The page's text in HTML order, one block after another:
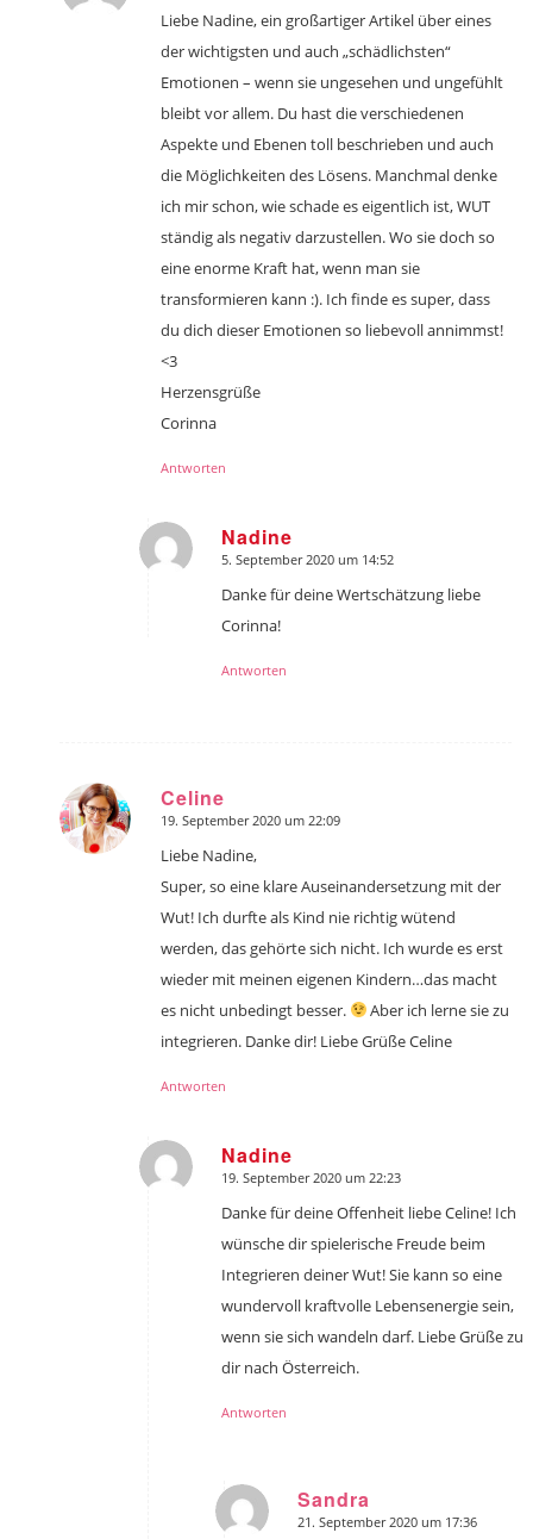
Liebe Nadine, ein großartiger Artikel über eines
der wichtigsten und auch „schädlichsten“
Emotionen – wenn sie ungesehen und ungefühlt
bleibt vor allem. Du hast die verschiedenen
Aspekte und Ebenen toll beschrieben und auch
die Möglichkeiten des Lösens. Manchmal denke
ich mir schon, wie schade es eigentlich ist, WUT
ständig als negativ darzustellen. Wo sie doch so
eine enorme Kraft hat, wenn man sie
transformieren kann :). Ich finde es super, dass
du dich dieser Emotionen so liebevoll annimmst!
<3
Herzensgrüße
Corinna
Antworten
Nadine
sagte:
5. September 2020 um 14:52
Danke für deine Wertschätzung liebe
Corinna!
Antworten
Celine
sagte:
19. September 2020 um 22:09
Liebe Nadine,
Super, so eine klare Auseinandersetzung mit der
Wut! Ich durfte als Kind nie richtig wütend
werden, das gehörte sich nicht. Ich wurde es erst
wieder mit meinen eigenen Kindern…das macht
es nicht unbedingt besser.
Aber ich lerne sie zu
integrieren. Danke dir! Liebe Grüße Celine
Antworten
Nadine
sagte:
19. September 2020 um 22:23
Danke für deine Offenheit liebe Celine! Ich
wünsche dir spielerische Freude beim
Integrieren deiner Wut! Sie kann so eine
wundervoll kraftvolle Lebensenergie sein,
wenn sie sich wandeln darf. Liebe Grüße zu
dir nach Österreich.
Antworten
Sandra
sagte:
21. September 2020 um 17:36